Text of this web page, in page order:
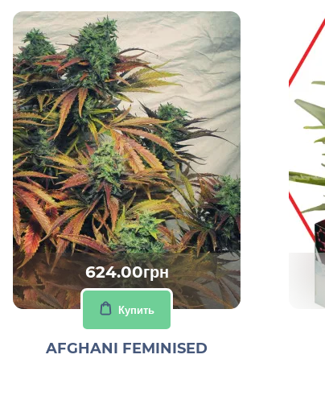
624.00грн
Купить
AFGHANI FEMINISED